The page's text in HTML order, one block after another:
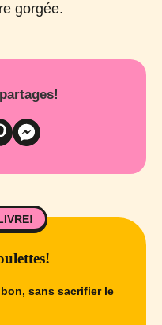
gorgée.
sans sacrifier le